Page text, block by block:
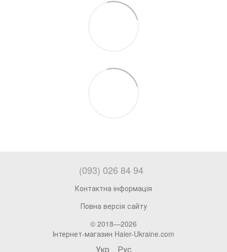
(093) 026 84 94
Контактна інформація
Повна версія сайту
© 2018—2026
Інтернет-магазин Haier-Ukraine.com
Укр Рус